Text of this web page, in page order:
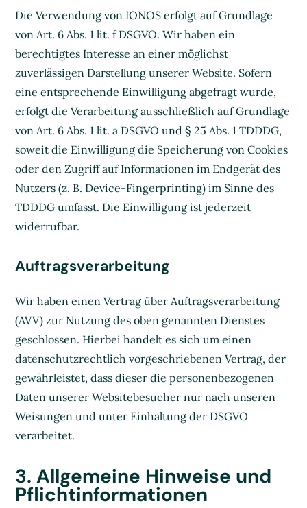
Die Verwendung von IONOS erfolgt auf Grundlage
von Art. 6 Abs. 1 lit. f DSGVO. Wir haben ein
berechtigtes Interesse an einer möglichst
zuverlässigen Darstellung unserer Website. Sofern
eine entsprechende Einwilligung abgefragt wurde,
erfolgt die Verarbeitung ausschließlich auf Grundlage
von Art. 6 Abs. 1 lit. a DSGVO und § 25 Abs. 1 TDDDG,
soweit die Einwilligung die Speicherung von Cookies
oder den Zugriff auf Informationen im Endgerät des
Nutzers (z. B. Device-Fingerprinting) im Sinne des
TDDDG umfasst. Die Einwilligung ist jederzeit
widerrufbar.
Auftragsverarbeitung
Wir haben einen Vertrag über Auftragsverarbeitung
(AVV) zur Nutzung des oben genannten Dienstes
geschlossen. Hierbei handelt es sich um einen
datenschutzrechtlich vorgeschriebenen Vertrag, der
gewährleistet, dass dieser die personenbezogenen
Daten unserer Websitebesucher nur nach unseren
Weisungen und unter Einhaltung der DSGVO
verarbeitet.
3. Allgemeine Hinweise und
Pflicht­informationen